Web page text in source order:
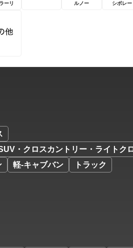
ーリ
ルノー
シボレー
・クロスカントリー・ライトク
軽-キャブバン
トラック